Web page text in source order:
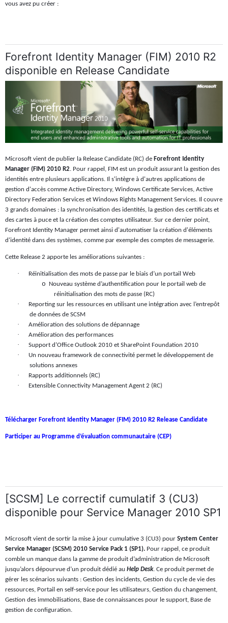
vous avez pu créer :
Forefront Identity Manager (FIM) 2010 R2
disponible en Release Candidate
Microsoft vient de publier la Release Candidate (RC) de Forefront Identity
Manager (FIM) 2010 R2. Pour rappel, FIM est un produit assurant la gestion des
identités entre plusieurs applications. Il s'intègre à d'autres applications de
gestion d'accès comme Active Directory, Windows Certificate Services, Active
Directory Federation Services et Windows Rights Management Services. Il couvre
3 grands domaines : la synchronisation des identités, la gestion des certificats et
des cartes à puce et la création des comptes utilisateur. Sur ce dernier point,
Forefront Identity Manager permet ainsi d'automatiser la création d'éléments
d'identité dans des systèmes, comme par exemple des comptes de messagerie.
Cette Release 2 apporte les améliorations suivantes :
· Réinitialisation des mots de passe par le biais d’un portail Web
o
Nouveau système d’authentification pour le portail web de
réinitialisation des mots de passe (RC)
·
Reporting sur les ressources en utilisant une intégration avec l’entrepôt
de données de SCSM
· Amélioration des solutions de dépannage
· Amélioration des performances
· Support d’Office Outlook 2010 et SharePoint Foundation 2010
·
Un nouveau framework de connectivité permet le développement de
solutions annexes
· Rapports additionnels (RC)
· Extensible Connectivity Management Agent 2 (RC)
Télécharger Forefront Identity Manager (FIM) 2010 R2 Release Candidate
Participer au Programme d’évaluation communautaire (CEP)
[SCSM] Le correctif cumulatif 3 (CU3)
disponible pour Service Manager 2010 SP1
Microsoft vient de sortir la mise à jour cumulative 3 (CU3) pour System Center
Service Manager (SCSM) 2010 Service Pack 1 (SP1). Pour rappel, ce produit
comble un manque dans la gamme de produit d’administration de Microsoft
jusqu’alors dépourvue d’un produit dédié au Help Desk. Ce produit permet de
gérer les scénarios suivants : Gestion des incidents, Gestion du cycle de vie des
ressources, Portail en self-service pour les utilisateurs, Gestion du changement,
Gestion des immobilisations, Base de connaissances pour le support, Base de
gestion de configuration.